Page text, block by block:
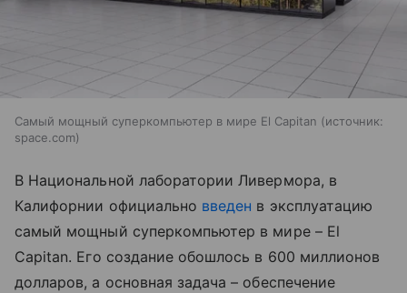
Самый мощный суперкомпьютер в мире El Capitan
источник:
space.com
В Национальной лаборатории Ливермора, в
Калифорнии официально введен в эксплуатацию
самый мощный суперкомпьютер в мире – El
Capitan. Его создание обошлось в 600 миллионов
долларов, а основная задача – обеспечение